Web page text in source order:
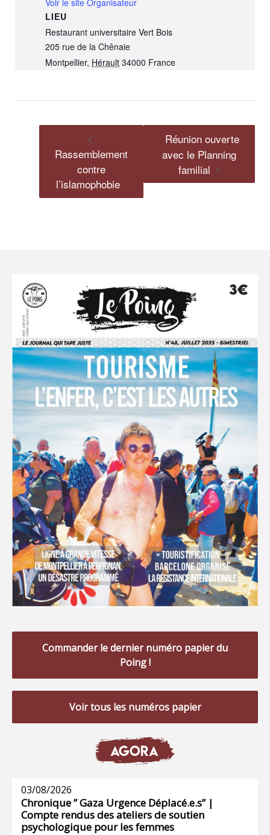
LIEU
Restaurant universitaire Vert Bois
205 rue de la Chênaie
Montpellier, Hérault 34000 France
Voir le site Organisateur
Rassemblement
contre
l’islamophobie
Réunion ouverte
avec le Planning
familial
Commander le dernier numéro papier du
Poing !
Voir tous les numéros papier
AGORA
03/08/2026
Chronique ” Gaza Urgence Déplacé.e.s” |
Compte rendus des ateliers de soutien
psychologique pour les femmes